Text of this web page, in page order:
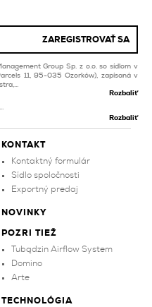
bazén a spa
zelené kuchynské
červené obklady pre
KONTAKT
Kontaktný formulár
Sídlo spoločnosti
Exportný predaj
NOVINKY
POZRI TIEŽ
Tubądzin Airflow System
Domino
Arte
TECHNOLÓGIA
ZAREGISTROVAŤ SA
Group Sp. z o.o. so sídlom v
11, 95-035 Ozorków), zapísaná v
Rozbaliť
Rozbaliť